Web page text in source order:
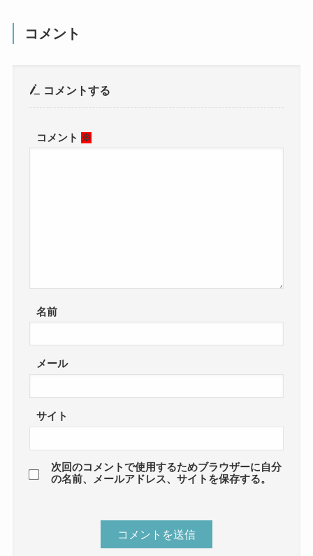
コメント
コメントする
コメント ※
名前
メール
サイト
次回のコメントで使用するためブラウザーに自分
の名前、メールアドレス、サイトを保存する。